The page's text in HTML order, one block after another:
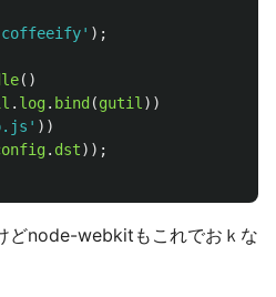
coffeeify' );
()
. log. bind (gutil ))
' ))
. dst));
どnode-webkitもこれでおｋな